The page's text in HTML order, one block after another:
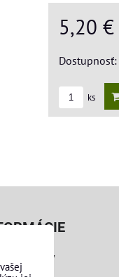
5,20 €
Dostupnosť:
ks
pre osoby